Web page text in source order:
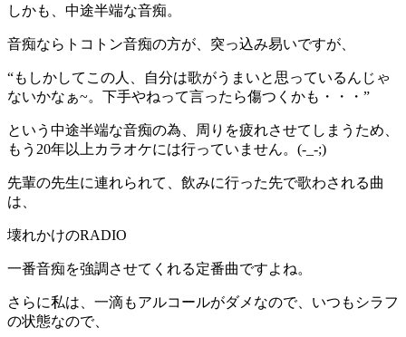
しかも、中途半端な音痴。
音痴ならトコトン音痴の方が、突っ込み易いですが、
“もしかしてこの人、自分は歌がうまいと思っているんじゃ
ないかなぁ~。下手やねって言ったら傷つくかも・・・”
という中途半端な音痴の為、周りを疲れさせてしまうため、
もう20年以上カラオケには行っていません。(-_-;)
先輩の先生に連れられて、飲みに行った先で歌わされる曲
は、
壊れかけのRADIO
一番音痴を強調させてくれる定番曲ですよね。
さらに私は、一滴もアルコールがダメなので、いつもシラフ
の状態なので、